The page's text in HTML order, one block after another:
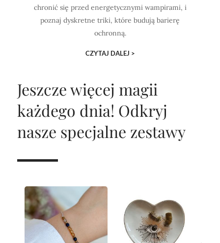
chronić się przed energetycznymi wampirami, i
poznaj dyskretne triki, które budują barierę
ochronną.
CZYTAJ DALEJ >
Jeszcze więcej magii
każdego dnia! Odkryj
nasze specjalne zestawy